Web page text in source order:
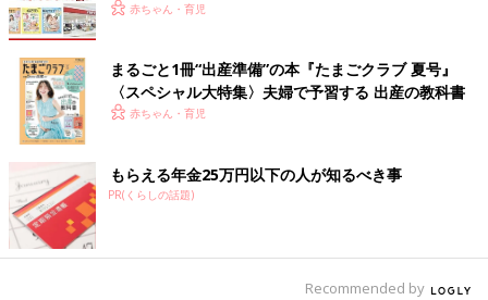
赤ちゃん・育児
まるごと1冊“出産準備”の本『たまごクラブ 夏号』
〈スペシャル大特集〉夫婦で予習する 出産の教科書
赤ちゃん・育児
もらえる年金25万円以下の人が知るべき事
PR(くらしの話題)
Recommended by